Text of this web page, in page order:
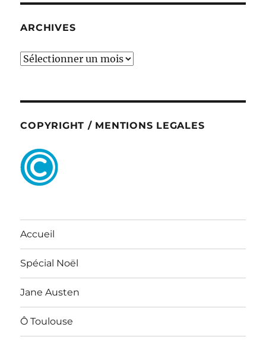
ARCHIVES
ARCHIVES
COPYRIGHT / MENTIONS LEGALES
Accueil
Spécial Noël
Jane Austen
Ô Toulouse